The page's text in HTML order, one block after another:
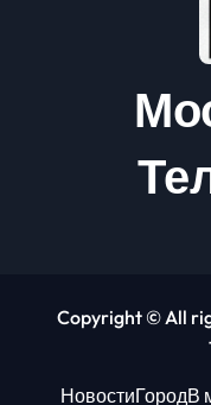
Copyright © All
НовостиГородВ